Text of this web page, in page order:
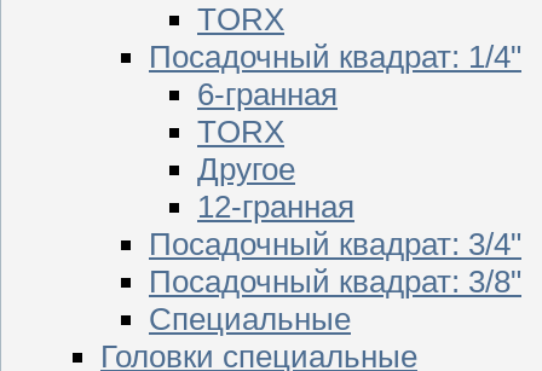
TORX
Посадочный квадрат: 1/4"
6-гранная
TORX
Другое
12-гранная
Посадочный квадрат: 3/4"
Посадочный квадрат: 3/8"
Специальные
Головки специальные